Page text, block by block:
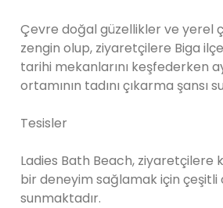
Çevre doğal güzellikler ve yerel
zengin olup, ziyaretçilere Biga
tarihi mekanlarını keşfederken
ortamının tadını çıkarma şansı
Tesisler
Ladies Bath Beach, ziyaretçilere
bir deneyim sağlamak için çeşitli
sunmaktadır.